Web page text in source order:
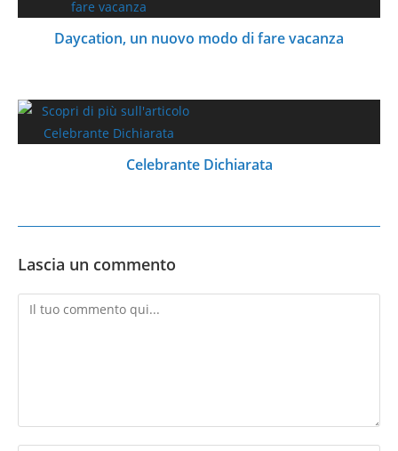
Daycation, un nuovo modo di fare vacanza
Celebrante Dichiarata
Lascia un commento
Commento